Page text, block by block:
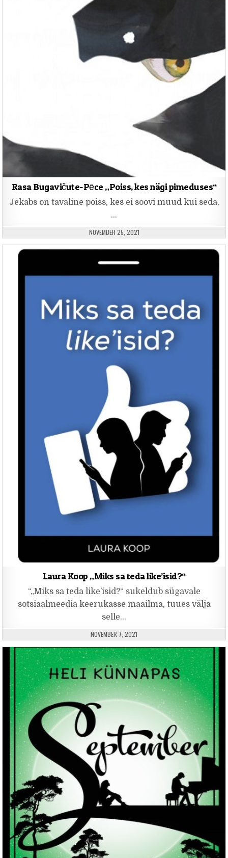
Rasa Bugavičute-Pēce „Poiss, kes nägi pimeduses“
Jēkabs on tavaline poiss, kes ei soovi muud kui seda,
…
PUBLISHED DATE:
NOVEMBER 25, 2021
Laura Koop „Miks sa teda like’isid?“
“„Miks sa teda like’isid?“ sukeldub sügavale
sotsiaalmeedia keerukasse maailma, tuues välja
selle…
PUBLISHED DATE:
NOVEMBER 7, 2021